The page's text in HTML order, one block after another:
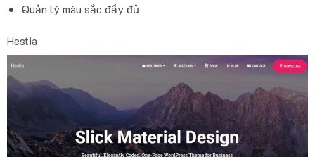
Quản lý màu sắc đầy đủ
Hestia